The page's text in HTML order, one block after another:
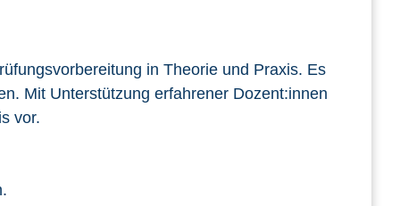
in Theorie und Praxis. Es
Mit Unterstützung erfahrener Dozent:innen
vor.